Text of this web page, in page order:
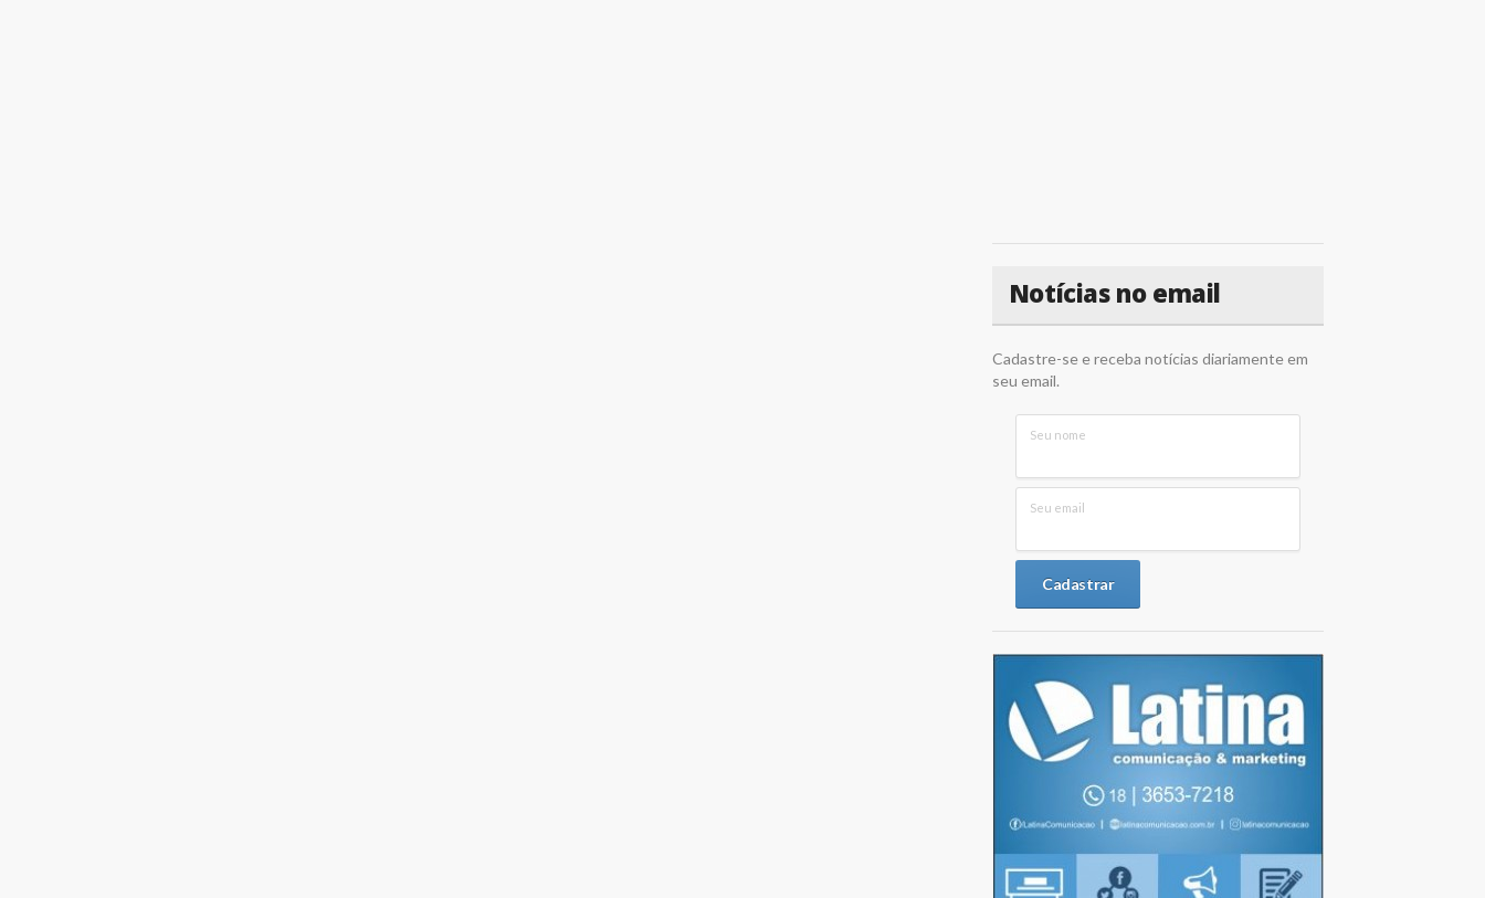
Notícias no email
Cadastre-se e receba notícias diariamente em
seu email.
Seu nome
Seu email